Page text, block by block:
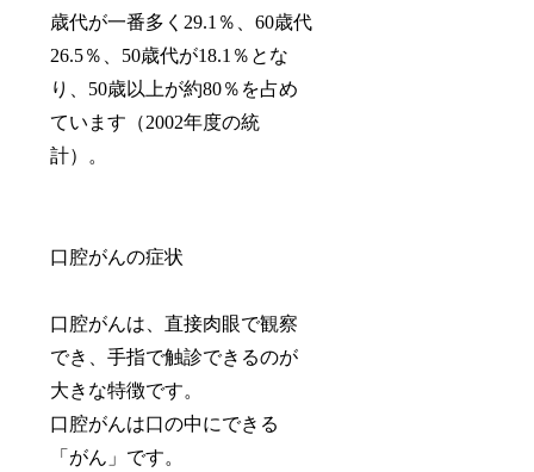
歳代が一番多く29.1％、60歳代
26.5％、50歳代が18.1％とな
り、50歳以上が約80％を占め
ています（2002年度の統
計）。
口腔がんの症状
口腔がんは、直接肉眼で観察
でき、手指で触診できるのが
大きな特徴です。
口腔がんは口の中にできる
「がん」です。